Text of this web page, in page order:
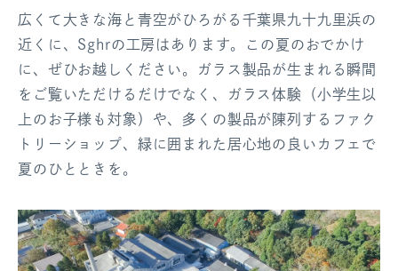
広くて大きな海と青空がひろがる千葉県九十九里浜の
近くに、Sghrの工房はあります。この夏のおでかけ
に、ぜひお越しください。ガラス製品が生まれる瞬間
をご覧いただけるだけでなく、ガラス体験（小学生以
上のお子様も対象）や、多くの製品が陳列するファク
トリーショップ、緑に囲まれた居心地の良いカフェで
夏のひとときを。